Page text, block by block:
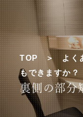
TOP よく
もできますか？
裏側の部分